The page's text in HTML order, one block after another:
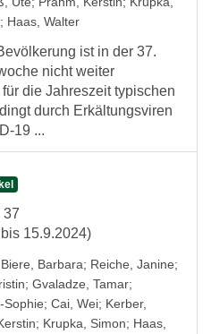
; Haas, Walter
ist in der 37.
nicht weiter
die Jahreszeit typischen
durch Erkältungsviren
19 ...
37
15.9.2024)
Biere, Barbara; Reiche, Janine;
; Gvaladze, Tamar;
Sophie; Cai, Wei; Kerber,
; Krupka, Simon; Haas,